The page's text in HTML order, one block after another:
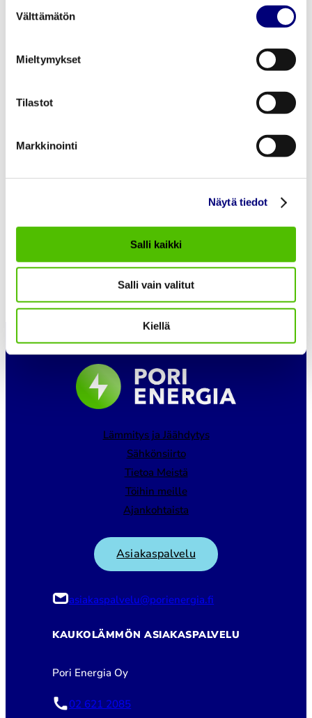
valinta
Välttämätön
Mieltymykset
Tilastot
Markkinointi
Näytä tiedot
Salli kaikki
Salli vain valitut
Kiellä
vuorokauden. Numerossa on
tarkempi vikapaikka, seuraamalla
Vikapalvelunu(02) 633
1161
Lämmitys ja Jäähdytys
Sähkönsiirto
Tietoa Meistä
Töihin meille
Ajankohtaista
Asiakaspalvelu
asiakaspalvelu@porienergia.fi
KAUKOLÄMMÖN ASIAKASPALVELU
Pori Energia Oy
02 621 2085